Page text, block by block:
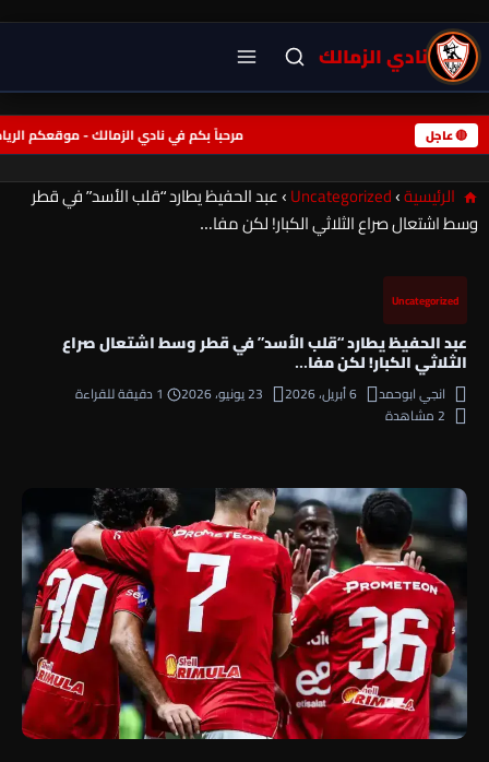
نادي الزمالك
🔴 عاجل مرحباً بكم في نادي الزمالك - موقعكم
الرئيسية›
Uncategorized
›عبد الحفيظ يطارد “قلب الأسد” في قطر
وسط اشتعال صراع الثلاثي الكبار! لكن مفا…
Uncategorized
عبد الحفيظ يطارد “قلب الأسد” في قطر وسط اشتعال صراع
الثلاثي الكبار! لكن مفا…
انجي ابوحمد 6 أبريل، 2026 23 يونيو، 2026
1 دقيقة للقراءة
2 مشاهدة